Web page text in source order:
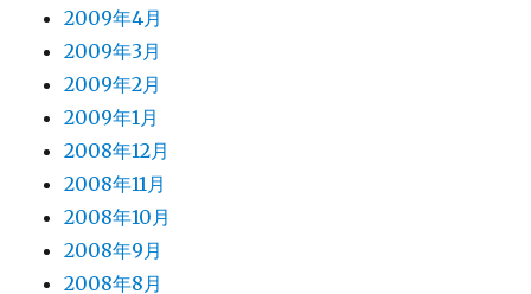
2009年4月
2009年3月
2009年2月
2009年1月
2008年12月
2008年11月
2008年10月
2008年9月
2008年8月